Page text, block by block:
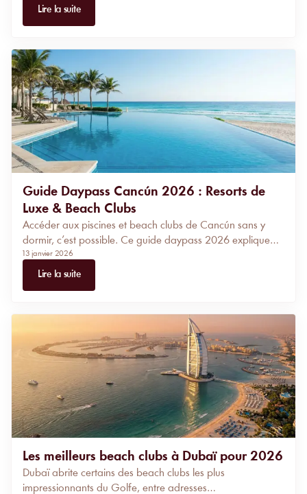
logistiques et profitez de bassins chauffés ou d'oasis de
Lire la suite
Guide Daypass Cancún 2026 : Resorts de
Luxe & Beach Clubs
Accéder aux piscines et beach clubs de Cancún sans y
dormir, c’est possible. Ce guide daypass 2026 explique
quand y aller, quoi choisir selon votre profil et comment
éviter les plages touchées par les sargasses, tout en
13 janvier 2026
Lire la suite
Les meilleurs beach clubs à Dubaï pour 2026
Dubaï abrite certains des beach clubs les plus
impressionnants du Golfe, entre adresses